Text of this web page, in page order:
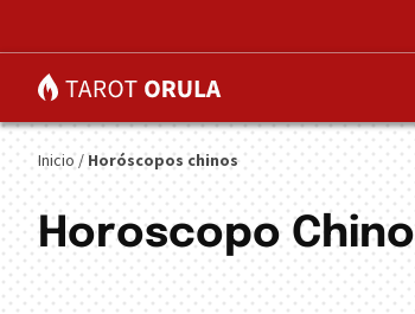
Inicio / Horóscopos chinos
Horoscopo Chino